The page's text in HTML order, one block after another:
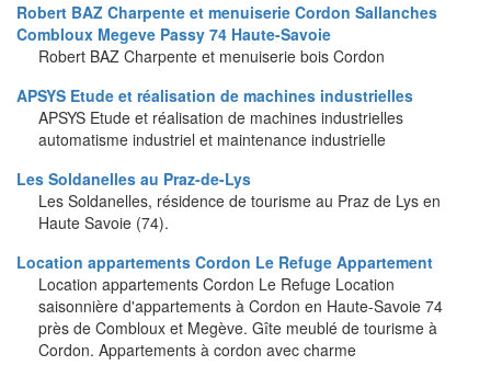
Robert BAZ Charpente et menuiserie Cordon Sallanches
Combloux Megeve Passy 74 Haute-Savoie
Robert BAZ Charpente et menuiserie bois Cordon
APSYS Etude et réalisation de machines industrielles
APSYS Etude et réalisation de machines industrielles
automatisme industriel et maintenance industrielle
Les Soldanelles au Praz-de-Lys
Les Soldanelles, résidence de tourisme au Praz de Lys en
Haute Savoie (74).
Location appartements Cordon Le Refuge Appartement
Location appartements Cordon Le Refuge Location
saisonnière d'appartements à Cordon en Haute-Savoie 74
près de Combloux et Megève. Gîte meublé de tourisme à
Cordon. Appartements à cordon avec charme